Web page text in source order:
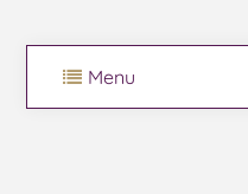
Menu